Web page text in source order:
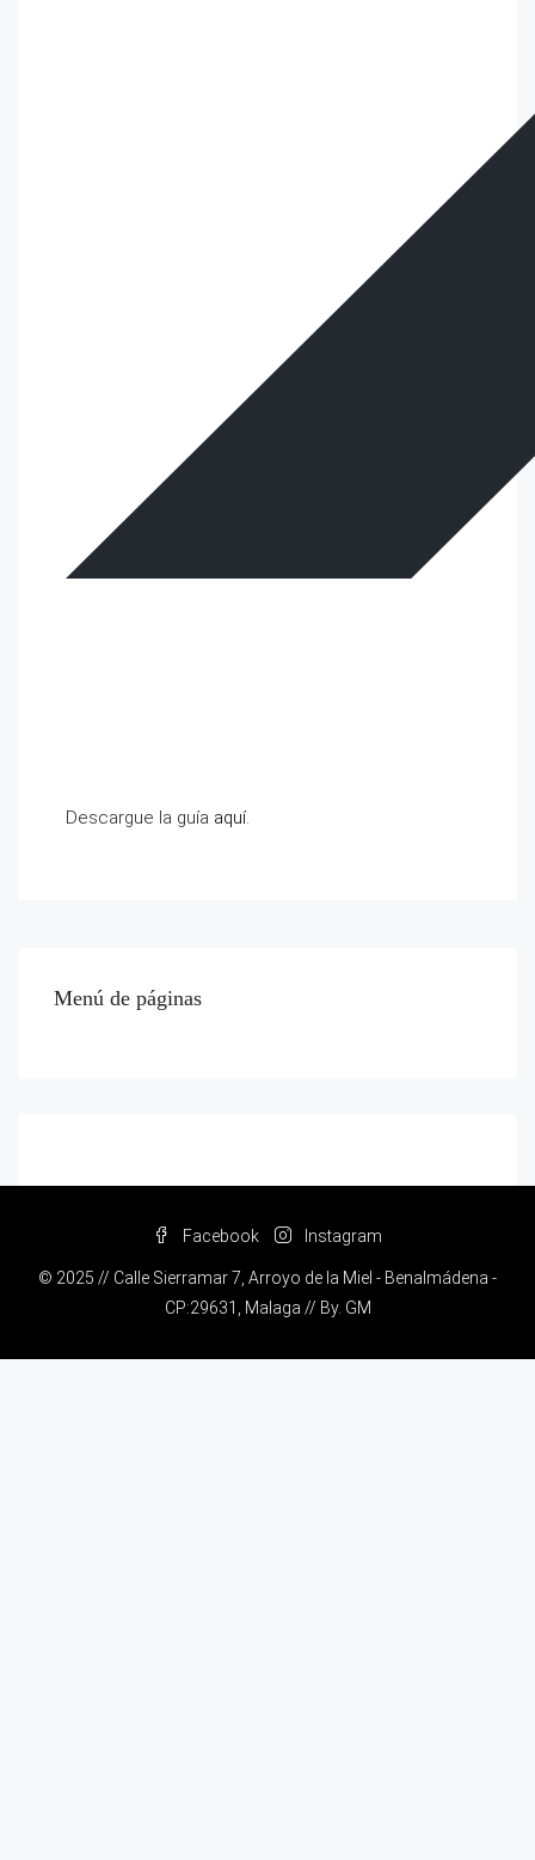
Descargue la guía aquí.
Menú de páginas
Facebook Instagram
© 2025 // Calle Sierramar 7, Arroyo de la Miel - Benalmádena -
CP:29631, Malaga // By. GM